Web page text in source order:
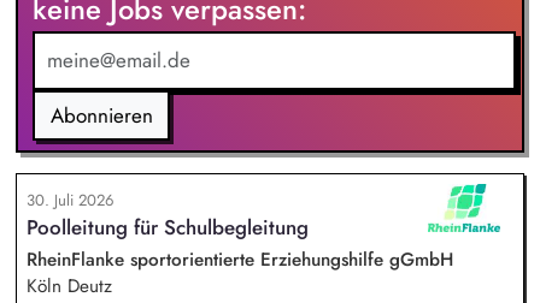
den Lehrer:innen und Sonderpädagog:innen, um
Selbstständigkeit und Teilhabe zu fördern.
keine Jobs verpassen:
Abonnieren
30. Juli 2026
Poolleitung für Schulbegleitung
RheinFlanke sportorientierte Erziehungshilfe gGmbH
Köln Deutz